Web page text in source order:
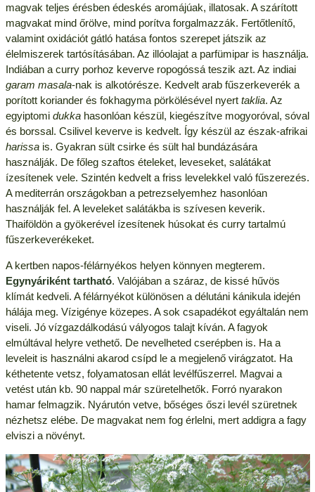
magvak teljes érésben édeskés aromájúak, illatosak. A szárított
magvakat mind őrölve, mind porítva forgalmazzák. Fertőtlenítő,
valamint oxidációt gátló hatása fontos szerepet játszik az
élelmiszerek tartósításában. Az illóolajat a parfümipar is használja.
Indiában a curry porhoz keverve ropogóssá teszik azt. Az indiai
garam masala-nak is alkotórésze. Kedvelt arab fűszerkeverék a
porított koriander és fokhagyma pörkölésével nyert taklia. Az
egyiptomi dukkahasonlóan készül, kiegészítve mogyoróval, sóval
és borssal. Csilivel keverve is kedvelt. Így készül az észak-afrikai
harissais. Gyakran sült csirke és sült hal bundázására
használják. De főleg szaftos ételeket, leveseket, salátákat
ízesítenek vele. Szintén kedvelt a friss levelekkel való fűszerezés.
A mediterrán országokban a petrezselyemhez hasonlóan
használják fel. A leveleket salátákba is szívesen keverik.
Thaiföldön a gyökerével ízesítenek húsokat és curry tartalmú
fűszerkeverékeket.
A kertben napos-félárnyékos helyen könnyen megterem.
Egynyáriként tartható. Valójában a száraz, de kissé hűvös
klímát kedveli. A félárnyékot különösen a délutáni kánikula idején
hálája meg. Vízigénye közepes. A sok csapadékot egyáltalán nem
viseli. Jó vízgazdálkodású vályogos talajt kíván. A fagyok
elmúltával helyre vethető. De nevelheted cserépben is. Ha a
leveleit is használni akarod csípd le a megjelenő virágzatot. Ha
kéthetente vetsz, folyamatosan ellát levélfűszerrel. Magvai a
vetést után kb. 90 nappal már szüretelhetők. Forró nyarakon
hamar felmagzik. Nyárutón vetve, bőséges őszi levél szüretnek
nézhetsz elébe. De magvakat nem fog érlelni, mert addigra a fagy
elviszi a növényt.